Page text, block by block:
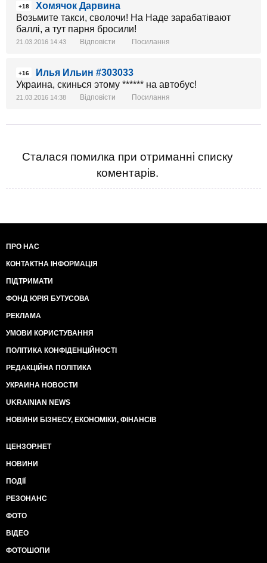
+18
Хомячок Дарвина
Возьмите такси, сволочи! На Наде зарабатівают
баллі, а тут парня бросили!
21.03.2016 14:43 Відповісти Посилання
+16
Илья Ильин #303033
Украина, скинься этому ****** на автобус!
21.03.2016 14:38 Відповісти Посилання
Сталася помилка при отриманні списку
коментарів.
ПРО НАС
КОНТАКТНА ІНФОРМАЦІЯ
ПІДТРИМАТИ
ФОНД ЮРІЯ БУТУСОВА
РЕКЛАМА
УМОВИ КОРИСТУВАННЯ
ПОЛІТИКА КОНФІДЕНЦІЙНОСТІ
РЕДАКЦІЙНА ПОЛІТИКА
УКРАИНА НОВОСТИ
UKRAINIAN NEWS
НОВИНИ БІЗНЕСУ, ЕКОНОМІКИ, ФІНАНСІВ
ЦЕНЗОР.НЕТ
НОВИНИ
ПОДІЇ
РЕЗОНАНС
ФОТО
ВІДЕО
ФОТОШОПИ